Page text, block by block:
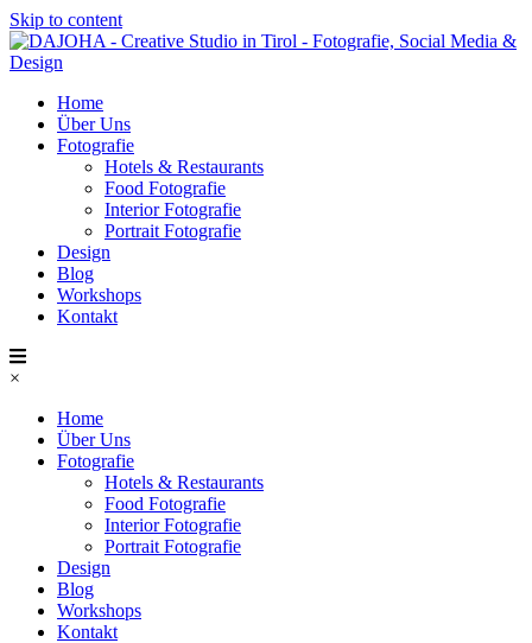
Skip to content
Home
Über Uns
Fotografie
Hotels & Restaurants
Food Fotografie
Interior Fotografie
Portrait Fotografie
Design
Blog
Workshops
Kontakt
×
Home
Über Uns
Fotografie
Hotels & Restaurants
Food Fotografie
Interior Fotografie
Portrait Fotografie
Design
Blog
Workshops
Kontakt